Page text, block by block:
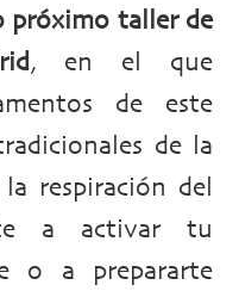
próximo taller de
, en el que
de este
de la
respiración del
a activar tu
o a prepararte